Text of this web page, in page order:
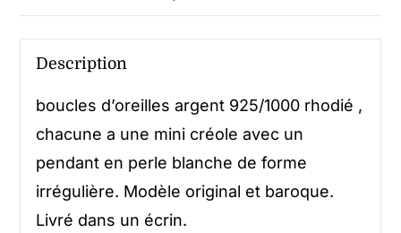
Description
boucles d’oreilles argent 925/1000 rhodié ,
chacune a une mini créole avec un
pendant en perle blanche de forme
irrégulière. Modèle original et baroque.
Livré dans un écrin.